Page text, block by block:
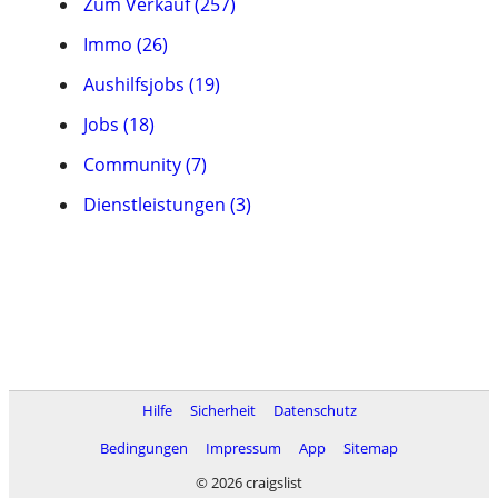
Immo (26)
Aushilfsjobs (19)
Jobs (18)
Community (7)
Dienstleistungen (3)
Hilfe Sicherheit
Datenschutz
Bedingungen
Impressum App
Sitemap
© 2026 craigslist